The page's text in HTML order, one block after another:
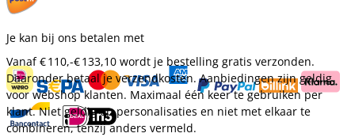
Je kan bij ons betalen met
Vanaf€ 110,-€ 133,10 wordt je bestelling gratis verzonden.
Daaronder betaal je verzendkosten. Aanbiedingen zijn geldig
voor webshop klanten. Maximaal één keer te gebruiken per
klant. Niet geldig op personalisaties en niet met elkaar te
combineren, tenzij anders vermeld.